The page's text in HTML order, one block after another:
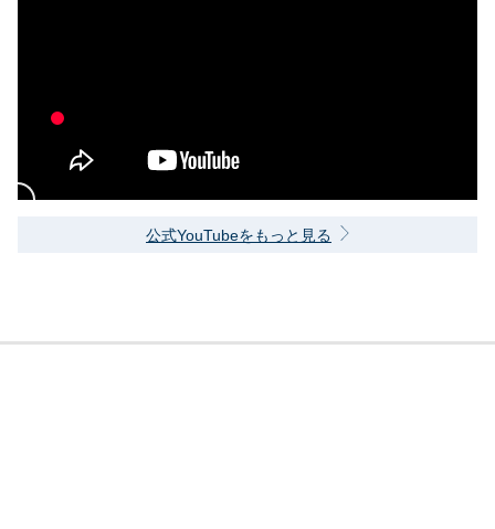
公式YouTubeをもっと見る